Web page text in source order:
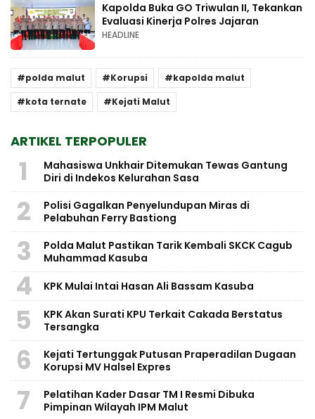
Kapolda Buka GO Triwulan II, Tekankan
Evaluasi Kinerja Polres Jajaran
HEADLINE
polda malut Korupsi
kapolda malut
kota ternate
Kejati Malut
ARTIKEL TERPOPULER
1
Mahasiswa Unkhair Ditemukan Tewas Gantung
Diri di Indekos Kelurahan Sasa
2
Polisi Gagalkan Penyelundupan Miras di
Pelabuhan Ferry Bastiong
3
Polda Malut Pastikan Tarik Kembali SKCK Cagub
Muhammad Kasuba
4 KPK Mulai Intai Hasan Ali Bassam Kasuba
5
KPK Akan Surati KPU Terkait Cakada Berstatus
Tersangka
6
Kejati Tertunggak Putusan Praperadilan Dugaan
Korupsi MV Halsel Expres
7
Pelatihan Kader Dasar TM I Resmi Dibuka
Pimpinan Wilayah IPM Malut